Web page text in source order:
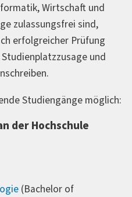
Wirtschaft und
zulassungsfrei sind,
erfolgreicher Prüfung
und
Studiengänge möglich:
der Hochschule
(Bachelor of